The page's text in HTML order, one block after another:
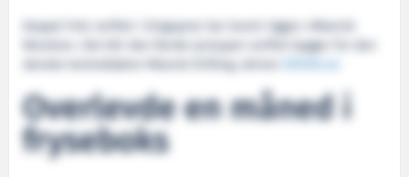
Keppel Fels verftet i Singapore har levert riggen «Maersk
Resolve». Det blir den fjerde jackupen verftet bygger for den
danske kontraktøren Maersk Drilling, skriver
Overlevde en måned i
fryseboks